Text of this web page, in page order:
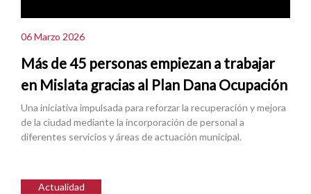
06 Marzo 2026
Más de 45 personas empiezan a trabajar
en Mislata gracias al Plan Dana Ocupación
Una iniciativa impulsada para reforzar la recuperación y mejora
de la ciudad mediante la incorporación de personal a
diferentes servicios y áreas de actuación municipal.
Actualidad